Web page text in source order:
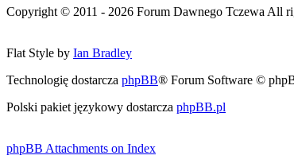
Copyright © 2011 - 2026 Forum Dawnego Tczewa All
Flat Style by Ian Bradley
Technologię dostarcza phpBB® Forum Software ©
Polski pakiet językowy dostarcza phpBB.pl
phpBB Attachments on Index